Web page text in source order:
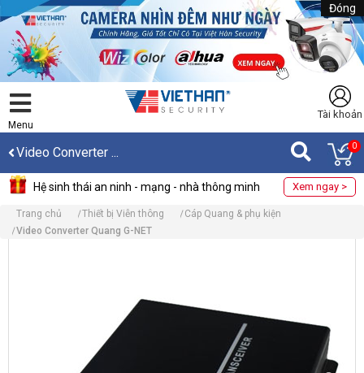
Đóng
Menu
Tài khoản
Video Converter ... 0
Hệ sinh thái an ninh - mạng - nhà thông minh Xem ngay >
Trang chủ Thiết bị Viễn thông
Cáp Quang & phụ kiện
Video Converter Quang G-NET